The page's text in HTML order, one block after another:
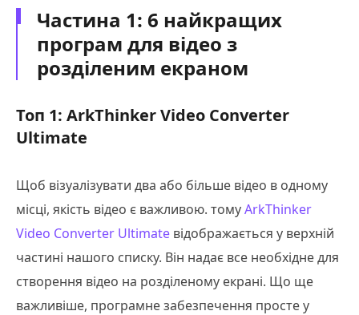
Частина 1: 6 найкращих
програм для відео з
розділеним екраном
Топ 1: ArkThinker Video Converter
Ultimate
Щоб візуалізувати два або більше відео в одному
місці, якість відео є важливою. томуArkThinker
Video Converter Ultimate відображається у верхній
частині нашого списку. Він надає все необхідне для
створення відео на розділеному екрані. Що ще
важливіше, програмне забезпечення просте у